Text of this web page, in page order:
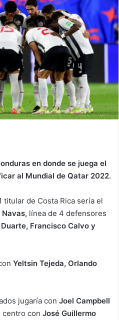
en donde se juega el
al Mundial de Qatar 2022.
titular de Costa Rica sería el
línea de 4 defensores
Francisco Calvo y
Yeltsin Tejeda, Orlando
jugaría con Joel Campbell
centro con José Guillermo